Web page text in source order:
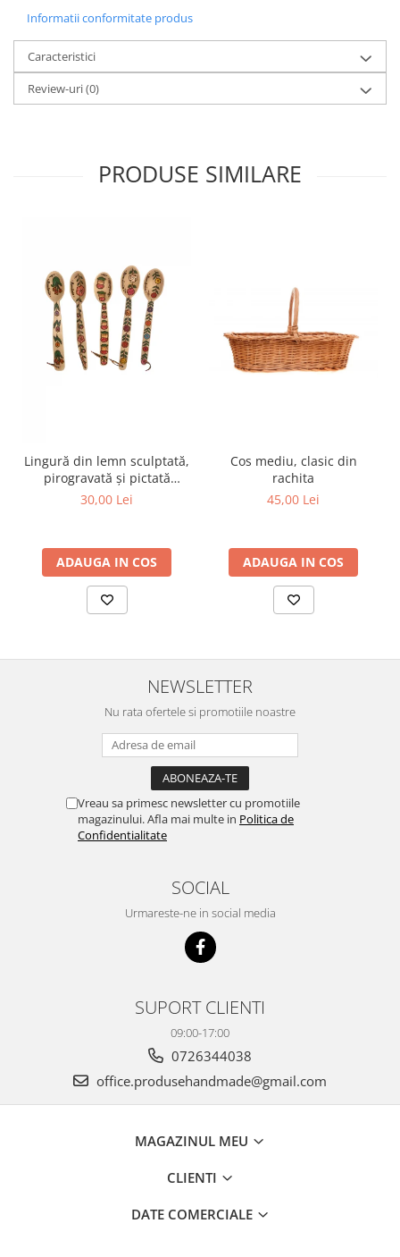
Informatii conformitate produs
Caracteristici
Review-uri(0)
PRODUSE SIMILARE
Lingură din lemn sculptată,
pirogravată și pictată
manual
30,00 Lei
ADAUGA IN COS
Cos mediu, clasic din
rachita
45,00 Lei
ADAUGA IN COS
NEWSLETTER
Nu rata ofertele si promotiile noastre
Vreau sa primesc newsletter cu promotiile
magazinului. Afla mai multe in Politica de
Confidentialitate
SOCIAL
Urmareste-ne in social media
SUPORT CLIENTI
09:00-17:00
0726344038
office.produsehandmade@gmail.com
MAGAZINUL MEU
CLIENTI
DATE COMERCIALE